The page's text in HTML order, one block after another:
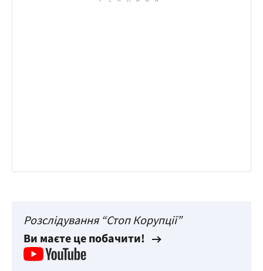
Розслідування “Стоп Корупції”
Ви маєте це побачити!